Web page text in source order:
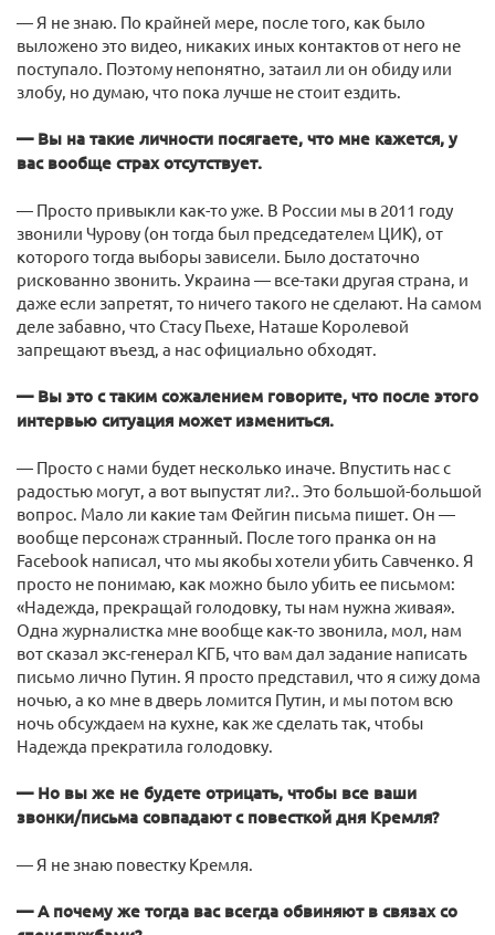
— Я не знаю. По крайней мере, после того, как было
выложено это видео, никаких иных контактов от него не
поступало. Поэтому непонятно, затаил ли он обиду или
злобу, но думаю, что пока лучше не стоит ездить.
— Вы на такие личности посягаете, что мне кажется, у
вас вообще страх отсутствует.
— Просто привыкли как-то уже. В России мы в 2011 году
звонили Чурову (он тогда был председателем ЦИК), от
которого тогда выборы зависели. Было достаточно
рискованно звонить. Украина — все-таки другая страна, и
даже если запретят, то ничего такого не сделают. На самом
деле забавно, что Стасу Пьехе, Наташе Королевой
запрещают въезд, а нас официально обходят.
— Вы это с таким сожалением говорите, что после этого
интервью ситуация может измениться.
— Просто с нами будет несколько иначе. Впустить нас с
радостью могут, а вот выпустят ли?.. Это большой-большой
вопрос. Мало ли какие там Фейгин письма пишет. Он —
вообще персонаж странный. После того пранка он на
Facebook написал, что мы якобы хотели убить Савченко. Я
просто не понимаю, как можно было убить ее письмом:
«Надежда, прекращай голодовку, ты нам нужна живая».
Одна журналистка мне вообще как-то звонила, мол, нам
вот сказал экс-генерал КГБ, что вам дал задание написать
письмо лично Путин. Я просто представил, что я сижу дома
ночью, а ко мне в дверь ломится Путин, и мы потом всю
ночь обсуждаем на кухне, как же сделать так, чтобы
Надежда прекратила голодовку.
— Но вы же не будете отрицать, чтобы все ваши
звонки/письма совпадают с повесткой дня Кремля?
— Я не знаю повестку Кремля.
— А почему же тогда вас всегда обвиняют в связах со